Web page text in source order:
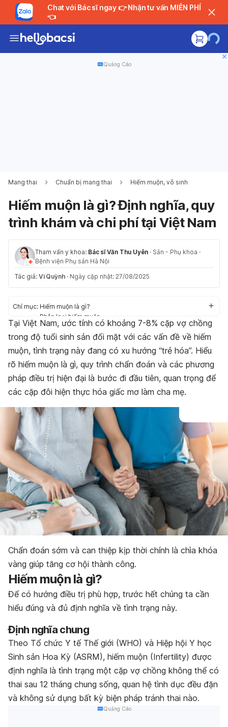
Chat với Bác sĩ ngay 👉 Nhận tư vấn MIỄN PHÍ
👈
Quảng Cáo
Mang thai Chuẩn bị mang thai Hiếm muộn, vô sinh
Hiếm muộn là gì? Định nghĩa, quy
trình khám và chi phí tại Việt Nam
Tham vấn y khoa: Bác sĩ Văn Thu Uyên · Sản - Phụ khoa ·
Bệnh viện Phụ sản Hà Nội
Tác giả: Vi Quỳnh · Ngày cập nhật: 27/08/2025
Chỉ mục: Hiếm muộn là gì?
Phân loại hiếm muộn
Nguyên nhân thường gặp gây hiếm muộn
Dấu hiệu cảnh báo & thời điểm nên đi khám
Quy trình khám hiếm muộn cơ bản
Chi phí khám hiếm muộn
Chuẩn bị trước buổi khám
Các phương pháp điều trị hiếm muộn phổ biến
Câu hỏi thường gặp (FAQ)
Tại Việt Nam, ước tính có khoảng 7-8% cặp vợ chồng
trong độ tuổi sinh sản đối mặt với các vấn đề về hiếm
muộn, tình trạng này đang có xu hướng “trẻ hóa”. Hiểu
rõ hiếm muộn là gì, quy trình chẩn đoán và các phương
pháp điều trị hiện đại là bước đi đầu tiên, quan trọng để
các cặp đôi hiện thực hóa giấc mơ làm cha mẹ.
Chẩn đoán sớm và can thiệp kịp thời chính là chìa khóa
vàng giúp tăng cơ hội thành công.
Hiếm muộn là gì?
Để có hướng điều trị phù hợp, trước hết chúng ta cần
hiểu đúng và đủ định nghĩa về tình trạng này.
Định nghĩa chung
Theo Tổ chức Y tế Thế giới (WHO) và Hiệp hội Y học
Sinh sản Hoa Kỳ (ASRM), hiếm muộn (Infertility) được
định nghĩa là tình trạng một cặp vợ chồng không thể có
thai sau 12 tháng chung sống, quan hệ tình dục đều đặn
và không sử dụng bất kỳ biện pháp tránh thai nào.
Quảng Cáo